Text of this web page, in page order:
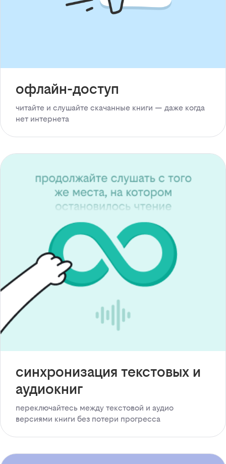
офлайн-доступ
читайте и слушайте скачанные книги — даже когда
нет интернета
синхронизация текстовых и
аудиокниг
переключайтесь между текстовой и аудио
версиями книги без потери прогресса